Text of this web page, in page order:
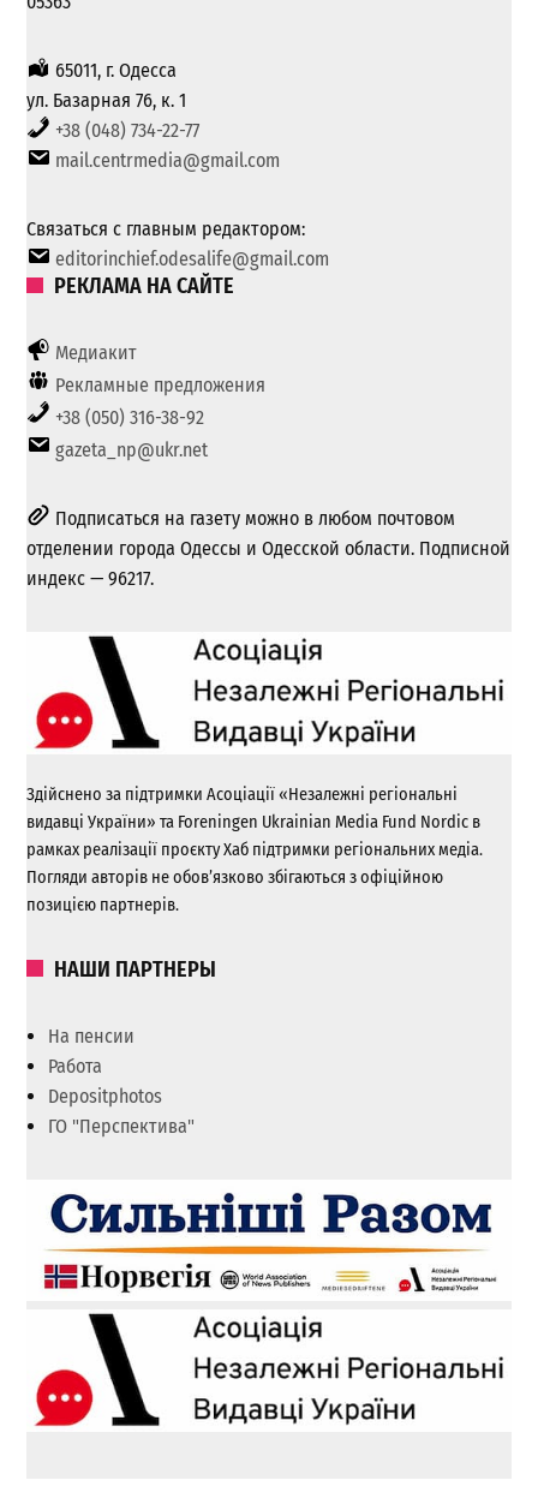
65011, г. Одесса
ул. Базарная 76, к. 1
+38 (048) 734-22-77
mail.centrmedia@gmail.com
Связаться с главным редактором:
editorinchief.odesalife@gmail.com
РЕКЛАМА НА САЙТЕ
Медиакит
Рекламные предложения
+38 (050) 316-38-92
gazeta_np@ukr.net
Подписаться на газету можно в любом почтовом
отделении города Одессы и Одесской области. Подписной
индекс — 96217.
Здійснено за підтримки Асоціації «Незалежні регіональні
видавці України» та Foreningen Ukrainian Media Fund Nordic в
рамках реалізації проєкту Хаб підтримки регіональних медіа.
Погляди авторів не обов’язково збігаються з офіційною
позицією партнерів.
НАШИ ПАРТНЕРЫ
На пенсии
Работа
Depositphotos
ГО "Перспектива"